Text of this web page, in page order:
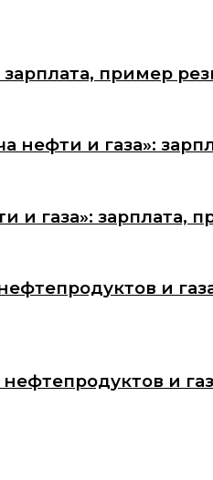
пример
и газа»:
и газа»: зарплата,
и
и